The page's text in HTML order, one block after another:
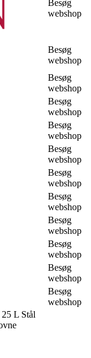
Besøg
webshop
Besøg
webshop
Besøg
webshop
Besøg
webshop
Besøg
webshop
Besøg
webshop
Besøg
webshop
Besøg
webshop
Besøg
webshop
Besøg
webshop
Besøg
webshop
Besøg
webshop
L Stål